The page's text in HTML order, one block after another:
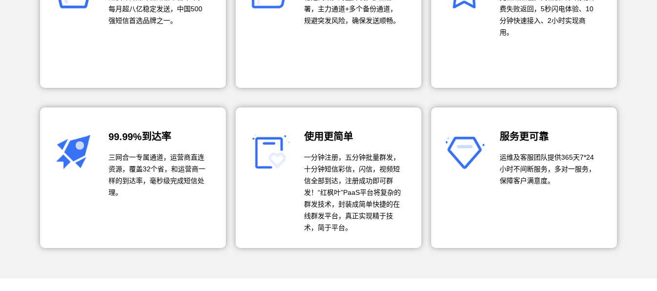
每月超八亿稳定发送，中国500
强短信首选品牌之一。
署，主力通道+多个备份通道，
规避突发风险，确保发送顺畅。
费失败返回，5秒闪电体验、10
分钟快速接入、2小时实现商
用。
99.99%到达率
三网合一专属通道，运营商直连
资源，覆盖32个省，和运营商一
样的到达率，毫秒级完成短信处
理。
使用更简单
一分钟注册，五分钟批量群发，
十分钟短信彩信，闪信，视频短
信全部到达，注册成功即可群
发！“红枫叶”PaaS平台将复杂的
群发技术，封装成简单快捷的在
线群发平台，真正实现精于技
术，简于平台。
服务更可靠
运维及客服团队提供365天7*24
小时不间断服务，多对一服务，
保障客户满意度。